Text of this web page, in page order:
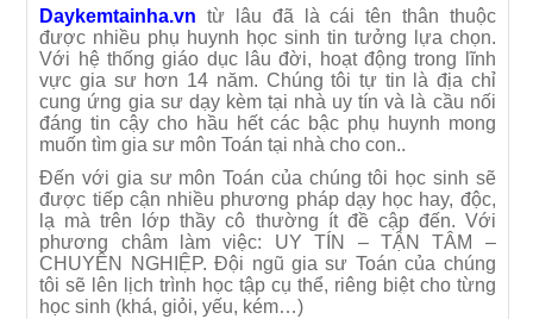
Daykemtainha.vn từ lâu đã là cái tên thân thuộc
được nhiều phụ huynh học sinh tin tưởng lựa chọn.
Với hệ thống giáo dục lâu đời, hoạt động trong lĩnh
vực gia sư hơn 14 năm. Chúng tôi tự tin là địa chỉ
cung ứng gia sư dạy kèm tại nhà uy tín và là cầu nối
đáng tin cậy cho hầu hết các bậc phụ huynh mong
muốn tìm gia sư môn Toán tại nhà cho con..
Đến với gia sư môn Toán của chúng tôi học sinh sẽ
được tiếp cận nhiều phương pháp dạy học hay, độc,
lạ mà trên lớp thầy cô thường ít đề cập đến. Với
phương châm làm việc: UY TÍN – TẬN TÂM –
CHUYÊN NGHIỆP. Đội ngũ gia sư Toán của chúng
tôi sẽ lên lịch trình học tập cụ thể, riêng biệt cho từng
học sinh (khá, giỏi, yếu, kém…)